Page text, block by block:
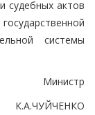
судебных актов
системы
Министр
К.А.ЧУЙЧЕНКО